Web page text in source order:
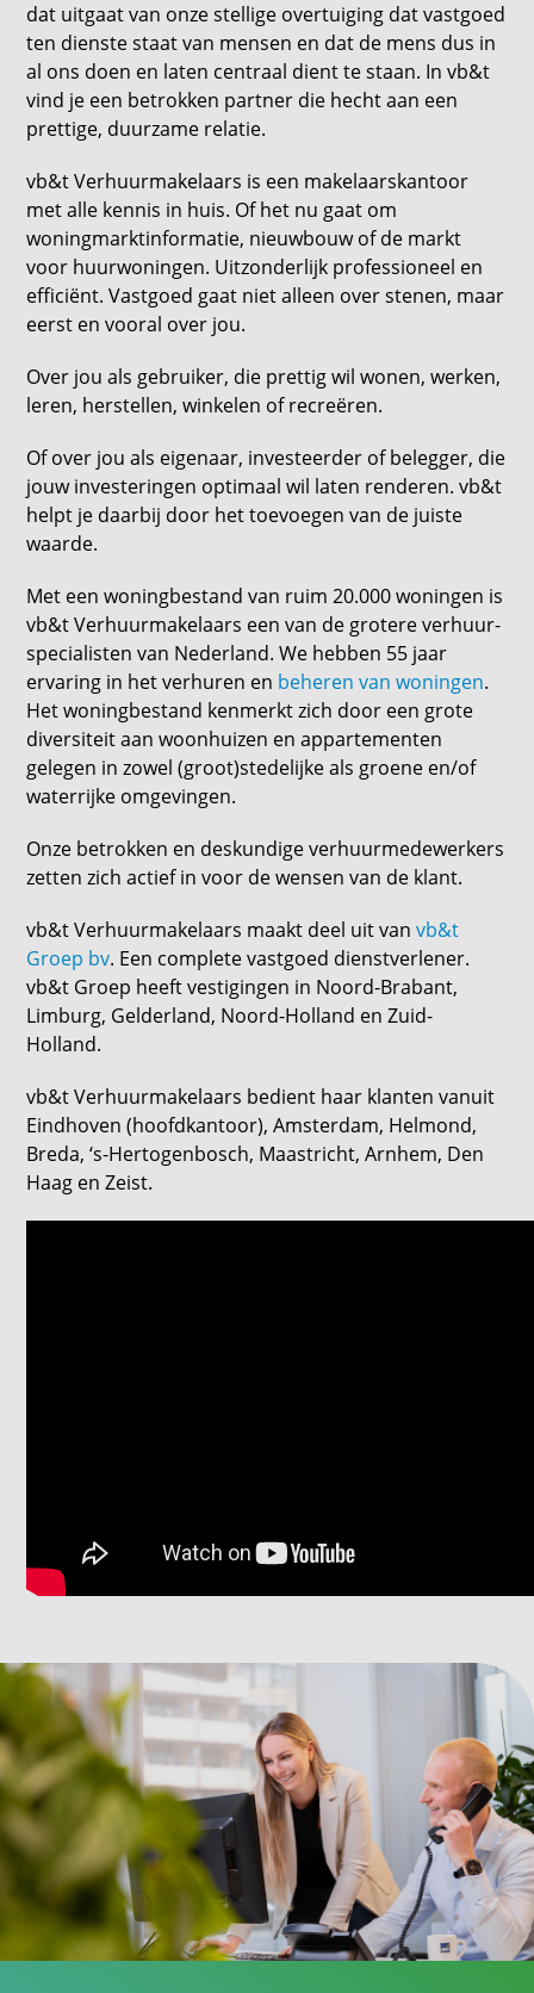
dat uitgaat van onze stellige overtuiging dat vastgoed
ten dienste staat van mensen en dat de mens dus in
al ons doen en laten centraal dient te staan. In vb&t
vind je een betrokken partner die hecht aan een
prettige, duurzame relatie.
vb&t Verhuurmakelaars is een makelaarskantoor
met alle kennis in huis. Of het nu gaat om
woningmarktinformatie, nieuwbouw of de markt
voor huurwoningen. Uitzonderlijk professioneel en
efficiënt. Vastgoed gaat niet alleen over stenen, maar
eerst en vooral over jou.
Over jou als gebruiker, die prettig wil wonen, werken,
leren, herstellen, winkelen of recreëren.
Of over jou als eigenaar, investeerder of belegger, die
jouw investeringen optimaal wil laten renderen. vb&t
helpt je daarbij door het toevoegen van de juiste
waarde.
Met een woningbestand van ruim 20.000 woningen is
vb&t Verhuurmakelaars een van de grotere verhuur-
specialisten van Nederland. We hebben 55 jaar
ervaring in het verhuren en beheren van woningen.
Het woningbestand kenmerkt zich door een grote
diversiteit aan woonhuizen en appartementen
gelegen in zowel (groot)stedelijke als groene en/of
waterrijke omgevingen.
Onze betrokken en deskundige verhuurmedewerkers
zetten zich actief in voor de wensen van de klant.
vb&t Verhuurmakelaars maakt deel uit vanvb&t
Groep bv. Een complete vastgoed dienstverlener.
vb&t Groep heeft vestigingen in Noord-Brabant,
Limburg, Gelderland, Noord-Holland en Zuid-
Holland.
vb&t Verhuurmakelaars bedient haar klanten vanuit
Eindhoven (hoofdkantoor), Amsterdam, Helmond,
Breda, ‘s-Hertogenbosch, Maastricht, Arnhem, Den
Haag en Zeist.